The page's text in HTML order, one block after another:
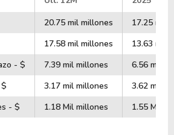
20.75 mil millones
17.25 mil
17.58 mil millones
13.63 mil
- $
7.39 mil millones
6.56 mil
3.17 mil millones
3.62 mil
- $
1.18 Mil millones 1.55 Mil